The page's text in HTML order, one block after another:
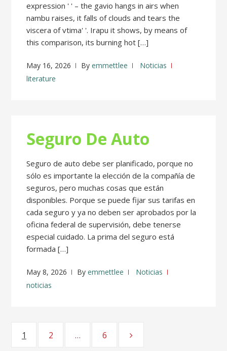
expression ' ' – the gavio hangs in airs when
nambu raises, it falls of clouds and tears the
viscera of vtima' '. Irapu it shows, by means of
this comparison, its burning hot […]
May 16, 2026 Byemmettlee
Noticias
literature
Seguro De Auto
Seguro de auto debe ser planificado, porque no
sólo es importante la elección de la compañía de
seguros, pero muchas cosas que están
disponibles. Porque se puede fijar sus tarifas en
cada seguro y ya no deben ser aprobados por la
oficina federal de supervisión, debe tenerse
especial cuidado. La prima del seguro está
formada […]
May 8, 2026 Byemmettlee
Noticias
noticias
Posts
Page
1 Page
2 … Page
6